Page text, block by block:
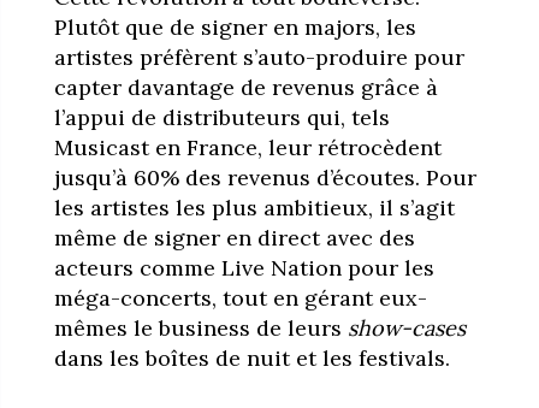
Plutôt que de signer en majors, les
artistes préfèrent s’auto-produire pour
capter davantage de revenus grâce à
l’appui de distributeurs qui, tels
Musicast en France, leur rétrocèdent
jusqu’à 60% des revenus d’écoutes. Pour
les artistes les plus ambitieux, il s’agit
même de signer en direct avec des
acteurs comme Live Nation pour les
méga-concerts, tout en gérant eux-
mêmes le business de leurs show-cases
dans les boîtes de nuit et les festivals.